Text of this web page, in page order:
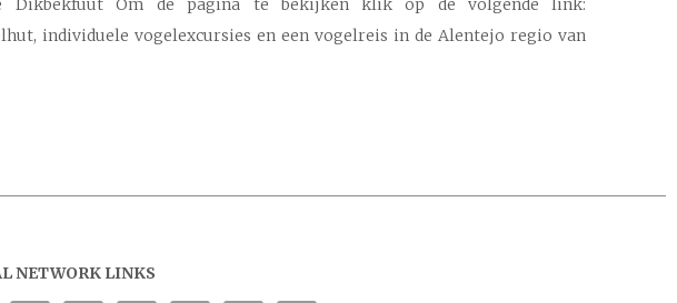
Dikbekfuut Om de pagina te bekijken klik op de volgende link:
individuele vogelexcursies en een vogelreis in de Alentejo regio van
NETWORK LINKS